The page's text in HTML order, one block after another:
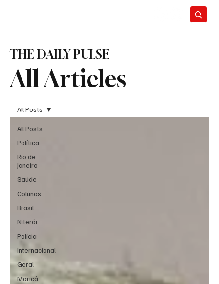
All Articles
THE DAILY PULSE
All Posts
Política
Rio de
Janeiro
Saúde
Colunas
Brasil
Niterói
Polícia
Internacional
Geral
Maricá
All Posts